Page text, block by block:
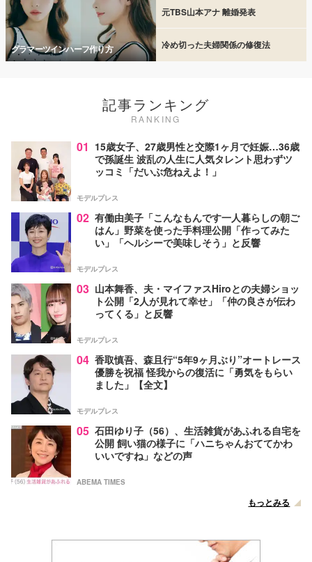
グラマーツインハーフ作り方
元TBS山本アナ 離婚発表
冷め切った夫婦関係の修復法
記事ランキング
RANKING
01 15歳女子、27歳男性と交際1ヶ月で妊娠…36歳
で孫誕生 波乱の人生に人気タレント思わずツ
ッコミ「だいぶ危ねえよ！」
モデルプレス
02 有働由美子「こんなもんです一人暮らしの朝ご
はん」野菜を使った手料理公開「作ってみた
い」「ヘルシーで美味しそう」と反響
モデルプレス
03 山本舞香、夫・マイファスHiroとの夫婦ショッ
ト公開「2人が見れて幸せ」「仲の良さが伝わ
ってくる」と反響
モデルプレス
04 香取慎吾、森且行“5年9ヶ月ぶり”オートレース
優勝を祝福 怪我からの復活に「勇気をもらい
ました」【全文】
モデルプレス
05 石田ゆり子（56）、生活雑貨があふれる自宅を
公開 飼い猫の様子に「ハニちゃんおててかわ
いいですね」などの声
ABEMA TIMES
もっとみる